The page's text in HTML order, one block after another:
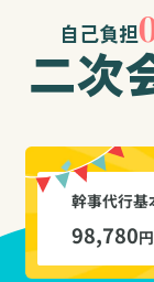
自己負担
二次
幹事代行基
98,780円